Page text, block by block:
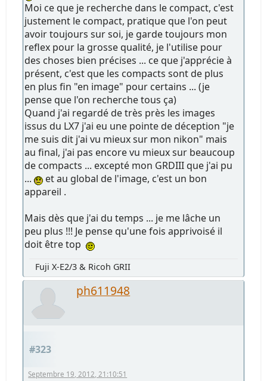
Moi ce que je recherche dans le compact, c'est
justement le compact, pratique que l'on peut
avoir toujours sur soi, je garde toujours mon
reflex pour la grosse qualité, je l'utilise pour
des choses bien précises ... ce que j'apprécie à
présent, c'est que les compacts sont de plus
en plus fin "en image" pour certains ... (je
pense que l'on recherche tous ça)
Quand j'ai regardé de très près les images
issus du LX7 j'ai eu une pointe de déception "je
me suis dit j'ai vu mieux sur mon nikon" mais
au final, j'ai pas encore vu mieux sur beaucoup
de compacts ... excepté mon GRDIII que j'ai pu
...
et au global de l'image, c'est un bon
appareil .
Mais dès que j'ai du temps ... je me lâche un
peu plus !!! Je pense qu'une fois apprivoisé il
doit être top
Fuji X-E2/3 & Ricoh GRII
ph611948
#323
Septembre 19, 2012, 21:10:51